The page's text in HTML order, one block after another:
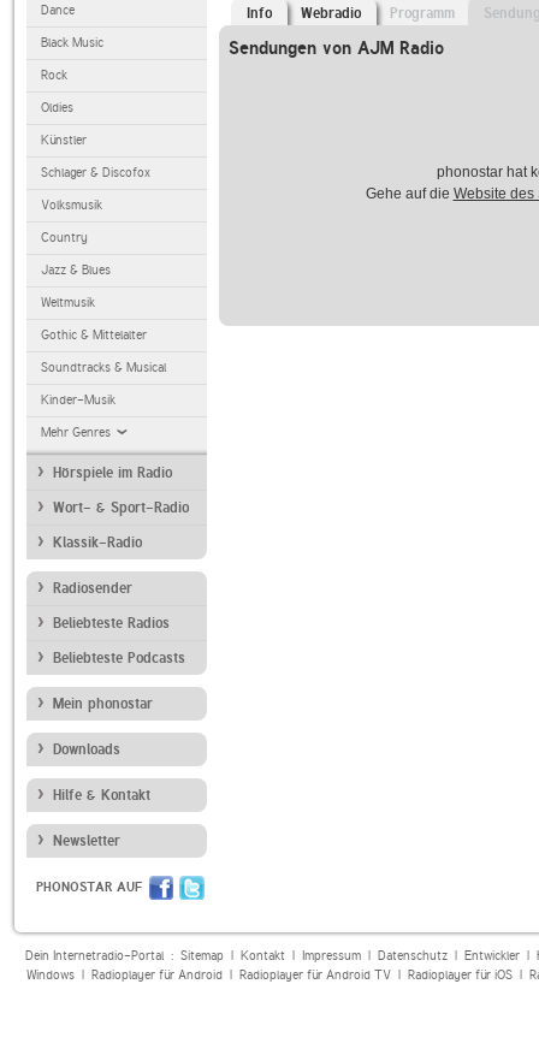
Dance
Black Music
Rock
Oldies
Künstler
Schlager & Discofox
Volksmusik
Country
Jazz & Blues
Weltmusik
Gothic & Mittelalter
Soundtracks & Musical
Kinder-Musik
Mehr Genres
Hörspiele im Radio
Wort- & Sport-Radio
Klassik-Radio
Radiosender
Beliebteste Radios
Beliebteste Podcasts
Mein phonostar
Downloads
Hilfe & Kontakt
Newsletter
PHONOSTAR AUF
Info Webradio Programm
Sendungen von AJM Radio
phonostar hat
Gehe auf die Website des
Dein Internetradio-Portal : Sitemap| Kontakt| Impressum| Datenschutz| Entwickler|
Windows| Radioplayer für Android| Radioplayer für Android TV| Radioplayer für iOS|